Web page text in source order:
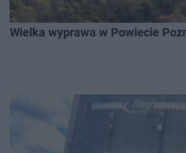
Wielka wyprawa w Powiecie